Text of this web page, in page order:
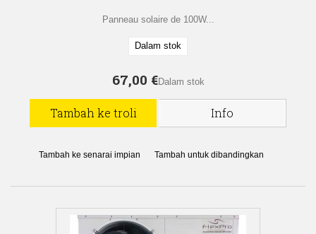
Panneau solaire de 100W...
Dalam stok
67,00 €Dalam stok
Tambah ke troli Info
Tambah ke senarai impian Tambah untuk dibandingkan